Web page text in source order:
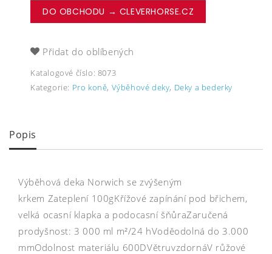
DO OBCHODU → CLEVERHORSE.CZ
Přidat do oblíbených
Katalogové číslo: 8073
Kategorie: Pro koně, Výběhové deky, Deky a bederky
Popis
Výběhová deka Norwich se zvýšeným
krkem Zateplení 100gKřížové zapínání pod břichem,
velká ocasní klapka a podocasní šňůraZaručená
prodyšnost: 3 000 ml m²/24 hVoděodolná do 3.000
mmOdolnost materiálu 600DVětruvzdornáV růžové